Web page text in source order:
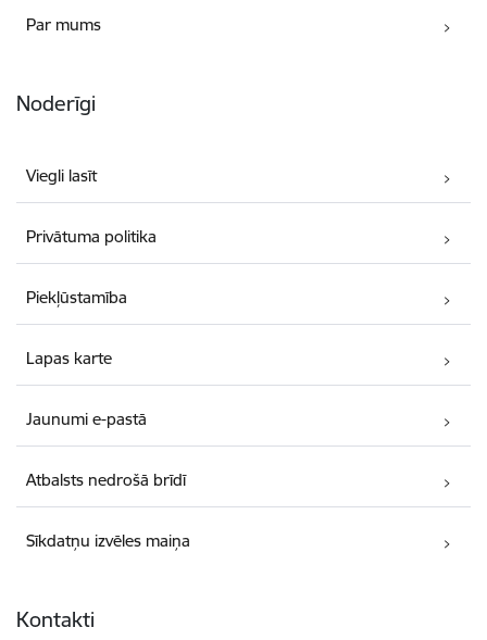
Par mums
Noderīgi
Viegli lasīt
Privātuma politika
Piekļūstamība
Lapas karte
Jaunumi e-pastā
Atbalsts nedrošā brīdī
Sīkdatņu izvēles maiņa
Kontakti